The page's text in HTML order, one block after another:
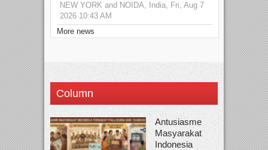
NEW YORK and NOIDA, India, Fri, Aug 7
2026 10:43 AM
More news
Column
Antusiasme
Masyarakat
Indonesia